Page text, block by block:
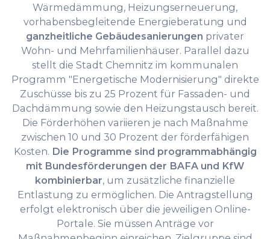
Wärmedämmung, Heizungserneuerung,
vorhabensbegleitende Energieberatung und
ganzheitliche Gebäudesanierungen privater
Wohn- und Mehrfamilienhäuser. Parallel dazu
stellt die Stadt Chemnitz im kommunalen
Programm "Energetische Modernisierung" direkte
Zuschüsse bis zu 25 Prozent für Fassaden- und
Dachdämmung sowie den Heizungstausch bereit.
Die Förderhöhen variieren je nach Maßnahme
zwischen 10 und 30 Prozent der förderfähigen
Kosten. Die Programme sind programmabhängig
mit Bundesförderungen der BAFA und KfW
kombinierbar, um zusätzliche finanzielle
Entlastung zu ermöglichen. Die Antragstellung
erfolgt elektronisch über die jeweiligen Online-
Portale. Sie müssen Anträge vor